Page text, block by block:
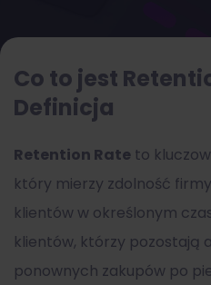
Co to jest
Definicja
Retention Rate to
który mierzy zdolność
klientów w określonym
klientów, którzy pozostają
ponownych zakupów po